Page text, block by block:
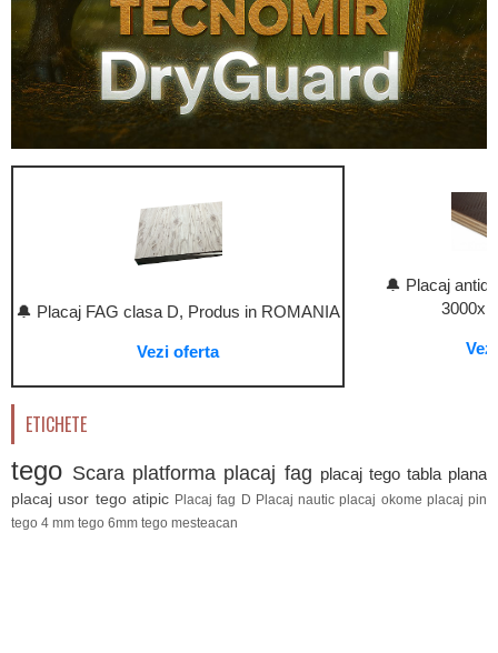
🔔 Placaj FAG clasa D, Produs in ROMANIA
Vezi oferta
🔔 Placaj
ETICHETE
tego Scara platforma placaj fag placaj tego tabla plana
placaj usor tego atipic Placaj fag D Placaj nautic placaj okome placaj pin
tego 4 mm tego 6mm tego mesteacan